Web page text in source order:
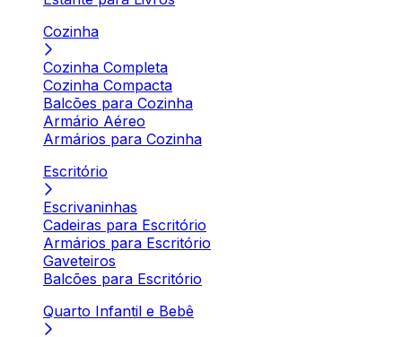
Cozinha
Cozinha Completa
Cozinha Compacta
Balcões para Cozinha
Armário Aéreo
Armários para Cozinha
Escritório
Escrivaninhas
Cadeiras para Escritório
Armários para Escritório
Gaveteiros
Balcões para Escritório
Quarto Infantil e Bebê